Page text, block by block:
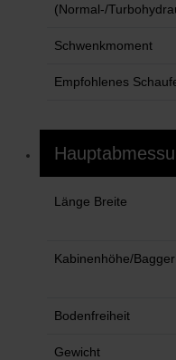
(Normal-/
Schwenkmoment
Empfohlenes
Länge Breite
Kabinenhöhe/
Bodenfreiheit
Gewicht